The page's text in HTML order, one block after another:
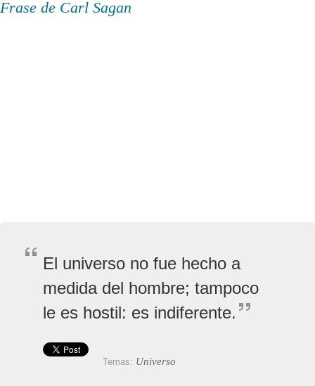
Frase de Carl Sagan
El universo no fue hecho a
medida del hombre; tampoco
le es hostil: es indiferente.
Temas: Universo